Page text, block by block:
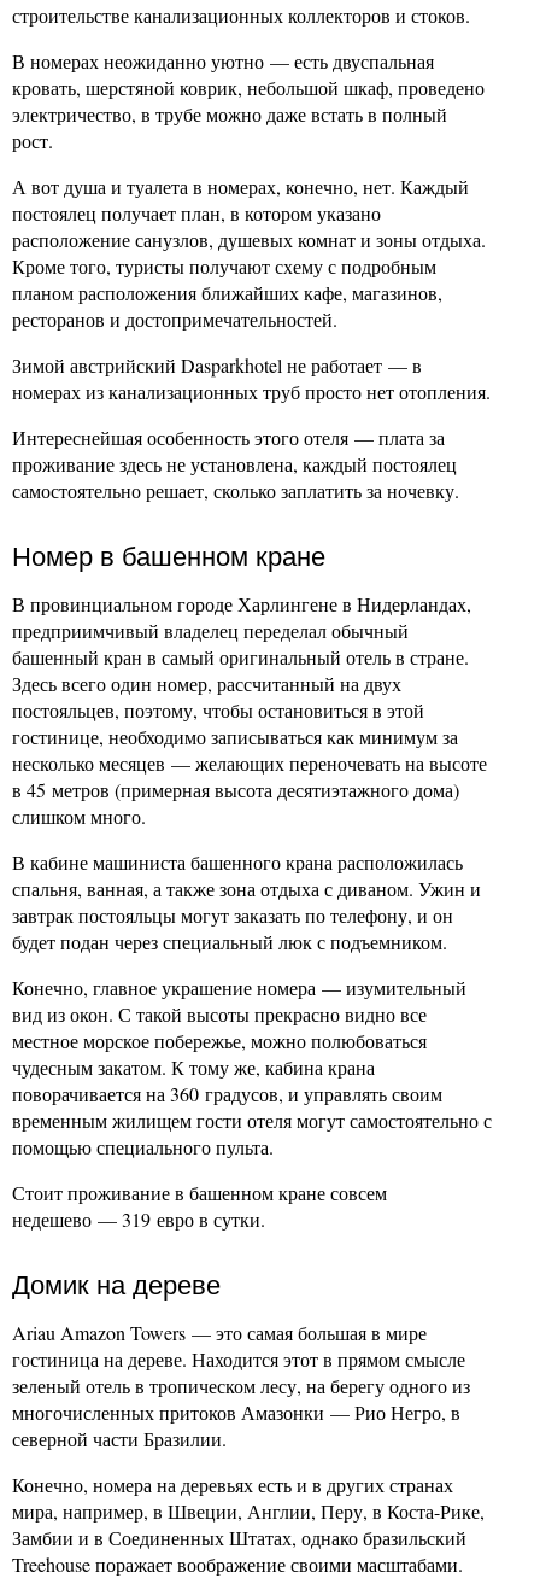
строительстве канализационных коллекторов и стоков.
В номерах неожиданно уютно — есть двуспальная
кровать, шерстяной коврик, небольшой шкаф, проведено
электричество, в трубе можно даже встать в полный
рост.
А вот душа и туалета в номерах, конечно, нет. Каждый
постоялец получает план, в котором указано
расположение санузлов, душевых комнат и зоны отдыха.
Кроме того, туристы получают схему с подробным
планом расположения ближайших кафе, магазинов,
ресторанов и достопримечательностей.
Зимой австрийский Dasparkhotel не работает — в
номерах из канализационных труб просто нет отопления.
Интереснейшая особенность этого отеля — плата за
проживание здесь не установлена, каждый постоялец
самостоятельно решает, сколько заплатить за ночевку.
Номер в башенном кране
В провинциальном городе Харлингене в Нидерландах,
предприимчивый владелец переделал обычный
башенный кран в самый оригинальный отель в стране.
Здесь всего один номер, рассчитанный на двух
постояльцев, поэтому, чтобы остановиться в этой
гостинице, необходимо записываться как минимум за
несколько месяцев — желающих переночевать на высоте
в 45 метров (примерная высота десятиэтажного дома)
слишком много.
В кабине машиниста башенного крана расположилась
спальня, ванная, а также зона отдыха с диваном. Ужин и
завтрак постояльцы могут заказать по телефону, и он
будет подан через специальный люк с подъемником.
Конечно, главное украшение номера — изумительный
вид из окон. С такой высоты прекрасно видно все
местное морское побережье, можно полюбоваться
чудесным закатом. К тому же, кабина крана
поворачивается на 360 градусов, и управлять своим
временным жилищем гости отеля могут самостоятельно с
помощью специального пульта.
Стоит проживание в башенном кране совсем
недешево — 319 евро в сутки.
Домик на дереве
Ariau Amazon Towers — это самая большая в мире
гостиница на дереве. Находится этот в прямом смысле
зеленый отель в тропическом лесу, на берегу одного из
многочисленных притоков Амазонки — Рио Негро, в
северной части Бразилии.
Конечно, номера на деревьях есть и в других странах
мира, например, в Швеции, Англии, Перу, в Коста-Рике,
Замбии и в Соединенных Штатах, однако бразильский
Treehouse поражает воображение своими масштабами.